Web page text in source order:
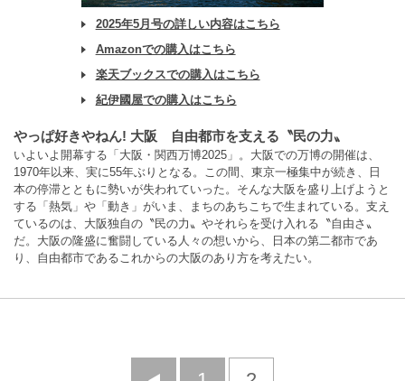
2025年5月号の詳しい内容はこちら
Amazonでの購入はこちら
楽天ブックスでの購入はこちら
紀伊國屋での購入はこちら
やっぱ好きやねん! 大阪 自由都市を支える〝民の力〟
いよいよ開幕する「大阪・関西万博2025」。大阪での万博の開催は、
1970年以来、実に55年ぶりとなる。この間、東京一極集中が続き、日
本の停滞とともに勢いが失われていった。そんな大阪を盛り上げようと
する「熱気」や「動き」がいま、まちのあちこちで生まれている。支え
ているのは、大阪独自の〝民の力〟やそれらを受け入れる〝自由さ〟
だ。大阪の隆盛に奮闘している人々の想いから、日本の第二都市であ
り、自由都市であるこれからの大阪のあり方を考えたい。